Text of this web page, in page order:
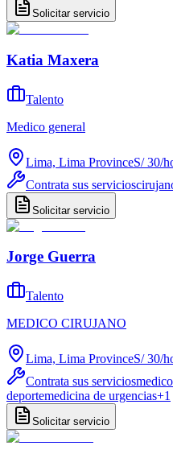
Solicitar servicio
Katia Maxera
Talento
Medico general
Lima, Lima ProvinceS/ 30/
Contrata sus servicios
Solicitar servicio
Jorge Guerra
Talento
MEDICO CIRUJANO
Lima, Lima ProvinceS/ 30/
Contrata sus servicios
deportemedicina de urgencias+1
Solicitar servicio